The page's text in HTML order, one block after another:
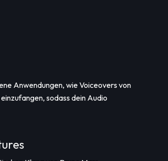
Anwendungen, wie Voiceovers von
sodass dein Audio